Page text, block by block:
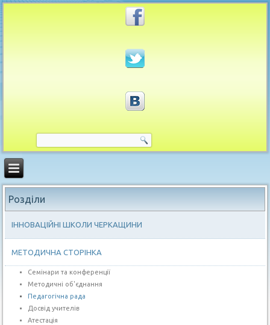
Розділи
ІННОВАЦІЙНІ ШКОЛИ ЧЕРКАЩИНИ
МЕТОДИЧНА СТОРІНКА
Семінари та конференції
Методичні об'єднання
Педагогічна рада
Досвід учителів
Атестація